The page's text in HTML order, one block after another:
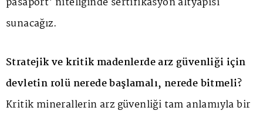
sunacağız.
Stratejik ve kritik madenlerde arz güvenliği için
devletin rolü nerede başlamalı, nerede bitmeli?
Kritik minerallerin arz güvenliği tam anlamıyla bir